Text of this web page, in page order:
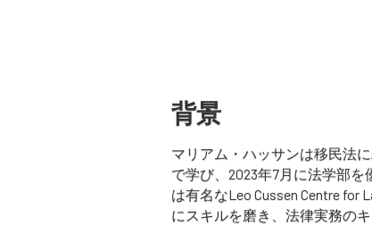
背景
マリアム・ハッサンは移民法
で学び、2023年7月に法学部
は有名なLeo Cussen Centre
にスキルを磨き、法律実務のキ